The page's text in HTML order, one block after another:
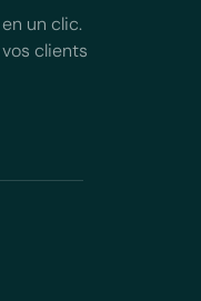
un clic.
clients